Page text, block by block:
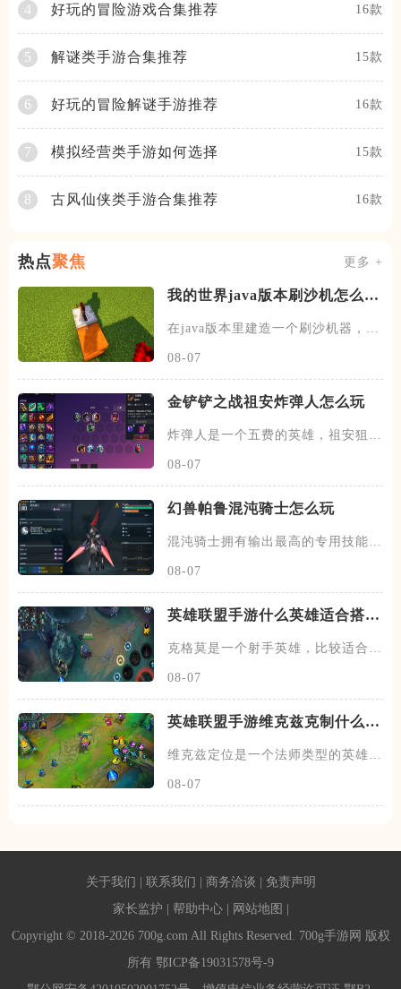
4 好玩的冒险游戏合集推荐 16款
5 解谜类手游合集推荐 15款
6 好玩的冒险解谜手游推荐 16款
7 模拟经营类手游如何选择 15款
8 古风仙侠类手游合集推荐 16款
热点聚焦 更多 +
我的世界java版本刷沙机怎么建
在java版本里建造一个刷沙机器，首
08-07
金铲铲之战祖安炸弹人怎么玩
炸弹人是一个五费的英雄，祖安狙神
08-07
幻兽帕鲁混沌骑士怎么玩
混沌骑士拥有输出最高的专用技能双
08-07
英雄联盟手游什么英雄适合搭配
克格莫是一个射手英雄，比较适合走
08-07
英雄联盟手游维克兹克制什么英
维克兹定位是一个法师类型的英雄，
08-07
关于我们 联系我们 商务洽谈
免责声明
家长监护
帮助中心 网站地图
Copyright © 2018-2026 700g.com All Rights Reserved. 700g手游网 版权
所有 鄂ICP备19031578号-9